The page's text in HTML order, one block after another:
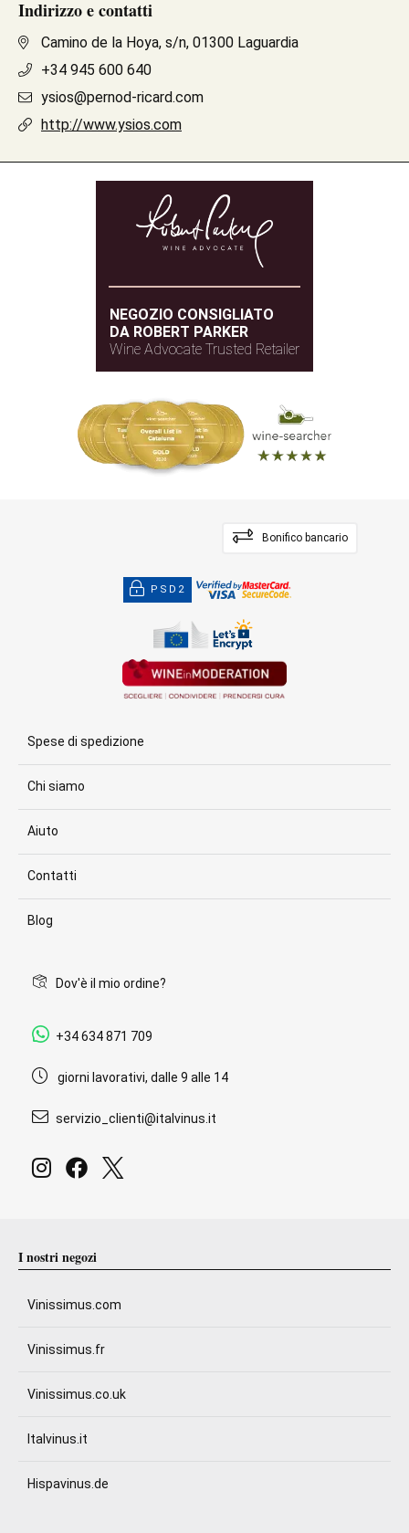
Indirizzo e contatti
Camino de la Hoya, s/n, 01300 Laguardia
+34 945 600 640
ysios@pernod-ricard.com
http://www.ysios.com
NEGOZIO CONSIGLIATO
DA ROBERT PARKER
Wine Advocate Trusted Retailer
Bonifico bancario
PSD2
Spese di spedizione
Chi siamo
Aiuto
Contatti
Blog
Dov'è il mio ordine?
+34 634 871 709
giorni lavorativi, dalle 9 alle 14
servizio_clienti@italvinus.it
I nostri negozi
Vinissimus.com
Vinissimus.fr
Vinissimus.co.uk
Italvinus.it
Hispavinus.de